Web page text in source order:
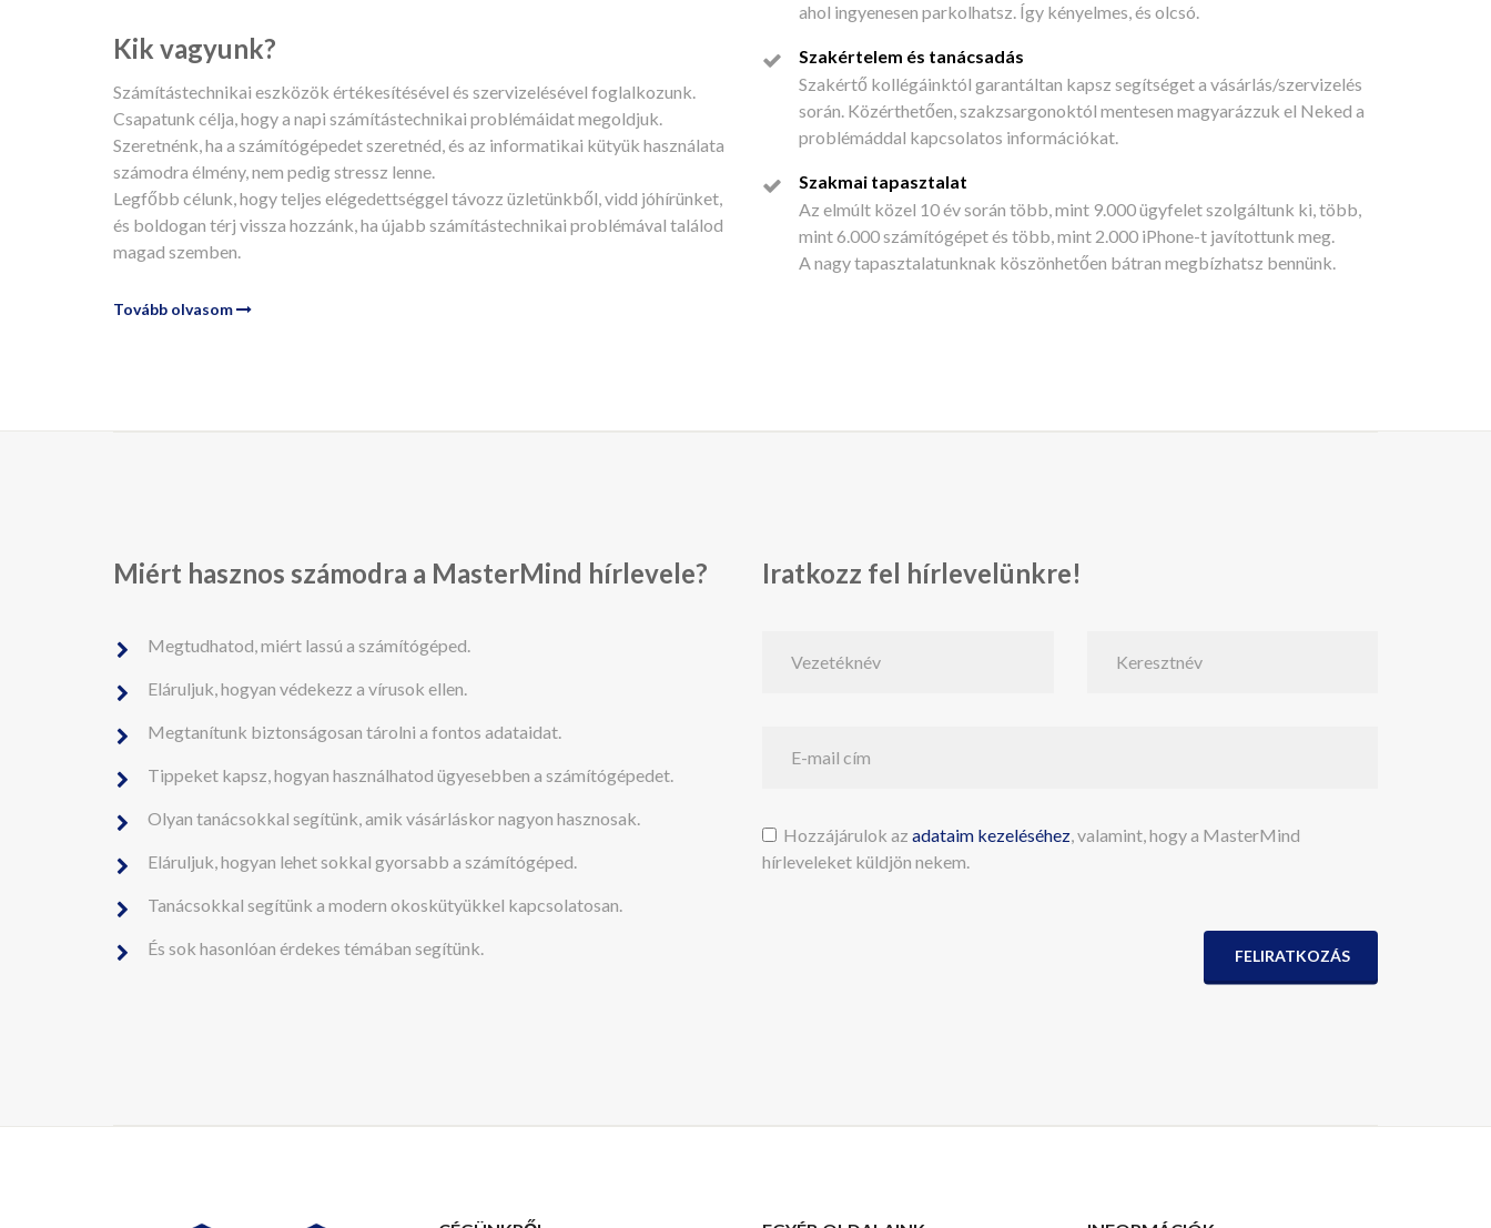
Kik vagyunk?
Számítástechnikai eszközök értékesítésével és szervizelésével foglalkozunk.
Csapatunk célja, hogy a napi számítástechnikai problémáidat megoldjuk.
Szeretnénk, ha a számítógépedet szeretnéd, és az informatikai kütyük használata
számodra élmény, nem pedig stressz lenne.
Legfőbb célunk, hogy teljes elégedettséggel távozz üzletünkből, vidd jóhírünket,
és boldogan térj vissza hozzánk, ha újabb számítástechnikai problémával találod
magad szemben.
Tovább olvasom
ahol ingyenesen parkolhatsz. Így kényelmes, és olcsó.
Szakértelem és tanácsadás
Szakértő kollégáinktól garantáltan kapsz segítséget a vásárlás/szervizelés
során. Közérthetően, szakzsargonoktól mentesen magyarázzuk el Neked a
problémáddal kapcsolatos információkat.
Szakmai tapasztalat
Az elmúlt közel 10 év során több, mint 9.000 ügyfelet szolgáltunk ki, több,
mint 6.000 számítógépet és több, mint 2.000 iPhone-t javítottunk meg.
A nagy tapasztalatunknak köszönhetően bátran megbízhatsz bennünk.
Miért hasznos számodra a MasterMind hírlevele?
Megtudhatod, miért lassú a számítógéped.
Eláruljuk, hogyan védekezz a vírusok ellen.
Megtanítunk biztonságosan tárolni a fontos adataidat.
Tippeket kapsz, hogyan használhatod ügyesebben a számítógépedet.
Olyan tanácsokkal segítünk, amik vásárláskor nagyon hasznosak.
Eláruljuk, hogyan lehet sokkal gyorsabb a számítógéped.
Tanácsokkal segítünk a modern okoskütyükkel kapcsolatosan.
És sok hasonlóan érdekes témában segítünk.
Iratkozz fel hírlevelünkre!
Hozzájárulok az adataim kezeléséhez, valamint, hogy a MasterMind
hírleveleket küldjön nekem.
FELIRATKOZÁS